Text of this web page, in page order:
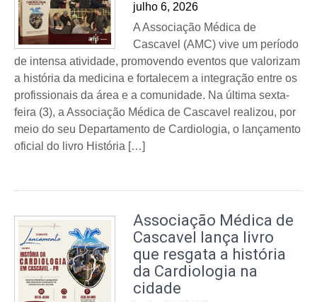
julho 6, 2026
A Associação Médica de
Cascavel (AMC) vive um período
de intensa atividade, promovendo eventos que valorizam
a história da medicina e fortalecem a integração entre os
profissionais da área e a comunidade. Na última sexta-
feira (3), a Associação Médica de Cascavel realizou, por
meio do seu Departamento de Cardiologia, o lançamento
oficial do livro História […]
Associação Médica de
Cascavel lança livro
que resgata a história
da Cardiologia na
cidade